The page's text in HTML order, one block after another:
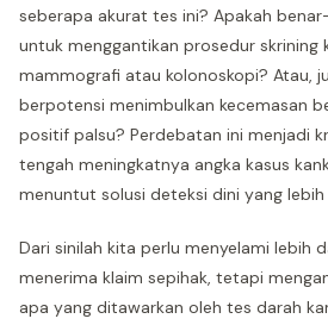
seberapa akurat tes ini? Apakah
untuk menggantikan prosedur skrining
mammografi atau kolonoskopi? Atau,
berpotensi menimbulkan kecemasan
positif palsu? Perdebatan ini menjadi
tengah meningkatnya angka kasus
menuntut solusi deteksi dini yang
Dari sinilah kita perlu menyelami lebih
menerima klaim sepihak, tetapi
apa yang ditawarkan oleh tes darah